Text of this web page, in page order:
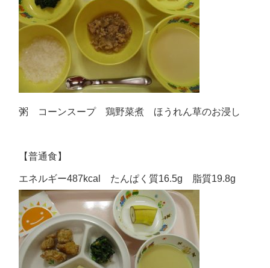
粥 コーンスープ 鶏野菜煮 ほうれん草のお浸し
【普通食】
エネルギー487kcal たんぱく質16.5g 脂質19.8g